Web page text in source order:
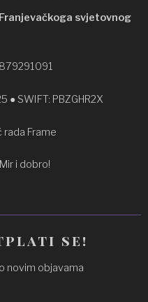
svjetovnog
SWIFT: PBZGHR2X
rada Frame
i dobro!
se!
novim objavama